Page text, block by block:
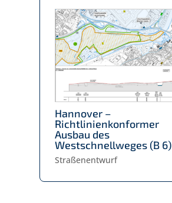
Hannover –
Richtlinienkonformer
Ausbau des
Westschnellweges (B 6)
Straßenentwurf